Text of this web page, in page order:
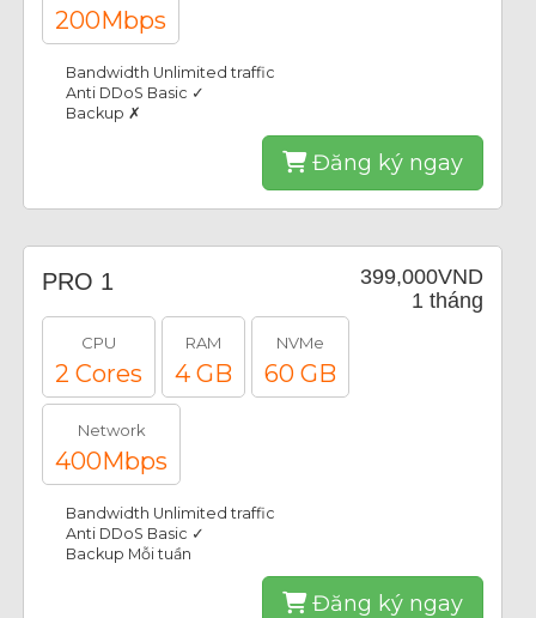
200Mbps
Bandwidth Unlimited traffic
Anti DDoS Basic ✓
Backup ✗
Đăng ký ngay
399,000VND
1 tháng
PRO 1
CPU
2 Cores
RAM
4 GB
NVMe
60 GB
Network
400Mbps
Bandwidth Unlimited traffic
Anti DDoS Basic ✓
Backup Mỗi tuần
Đăng ký ngay